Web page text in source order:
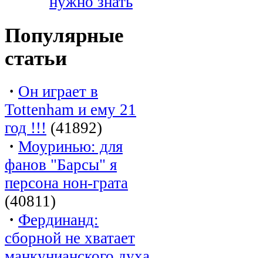
Популярные
статьи
· Он играет в
Tottenham и ему 21
год !!! (41892)
· Моуринью: для
фанов "Барсы" я
персона нон-грата
(40811)
· Фердинанд:
сборной не хватает